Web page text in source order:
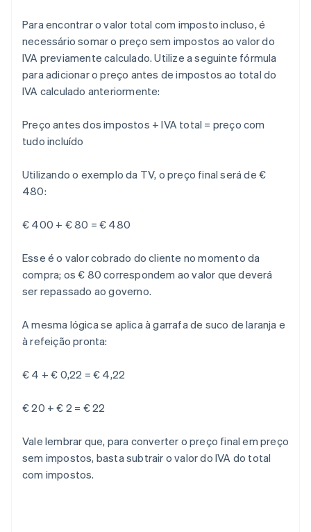
Para encontrar o valor total com imposto incluso, é
necessário somar o preço sem impostos ao valor do
IVA previamente calculado. Utilize a seguinte fórmula
para adicionar o preço antes de impostos ao total do
IVA calculado anteriormente:
Preço antes dos impostos + IVA total = preço com
tudo incluído
Utilizando o exemplo da TV, o preço final será de €
480:
€ 400 + € 80 = € 480
Esse é o valor cobrado do cliente no momento da
compra; os € 80 correspondem ao valor que deverá
ser repassado ao governo.
A mesma lógica se aplica à garrafa de suco de laranja e
à refeição pronta:
€ 4 + € 0,22 = € 4,22
€ 20 + € 2 = € 22
Vale lembrar que, para converter o preço final em preço
sem impostos, basta subtrair o valor do IVA do total
com impostos.